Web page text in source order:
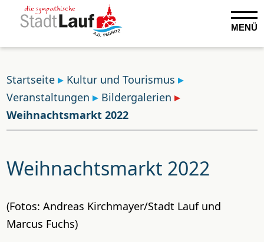
MENÜ
Startseite
Kultur und Tourismus
Veranstaltungen
Bildergalerien
Weihnachtsmarkt 2022
Weihnachtsmarkt 2022
(Fotos: Andreas Kirchmayer/Stadt Lauf und
Marcus Fuchs)